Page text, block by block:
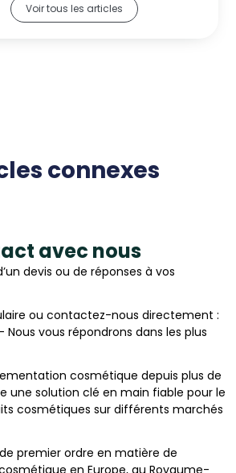
Voir tous les articles
connexes
avec nous
devis ou de réponses à vos
ou contactez-nous directement :
Nous vous répondrons dans les plus
cosmétique depuis plus de
une solution clé en main fiable pour le
cosmétiques sur différents marchés
premier ordre en matière de
en Europe, au Royaume-